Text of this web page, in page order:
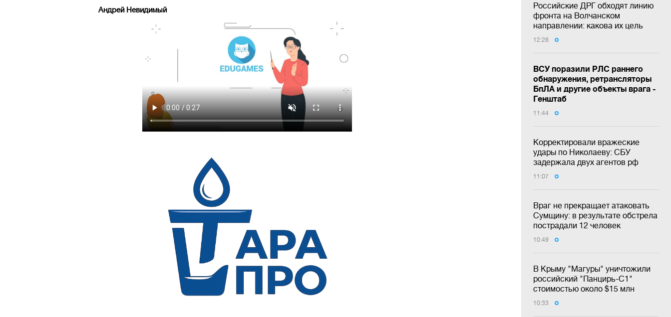
Российские ДРГ обходят линию
фронта на Волчанском
направлении: какова их цель
12:28
ВСУ поразили РЛС раннего
обнаружения, ретрансляторы
БпЛА и другие объекты врага -
Генштаб
11:44
Корректировали вражеские
удары по Николаеву: СБУ
задержала двух агентов рф
11:07
Враг не прекращает атаковать
Сумщину: в результате обстрела
пострадали 12 человек
10:49
В Крыму "Магуры" уничтожили
российский "Панцирь-С1"
стоимостью около $15 млн
10:33
Андрей Невидимый